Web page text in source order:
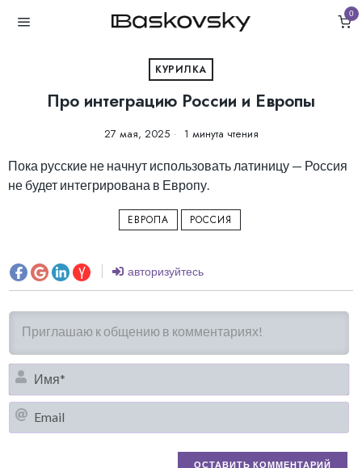
0
КУРИЛКА
Про интеграцию России и Европы
27 мая, 2025 1 минута чтения
Пока русские не начнут использовать латиницу — Россия
не будет интегрирована в Европу.
ЕВРОПА РОССИЯ
авторизуйтесь